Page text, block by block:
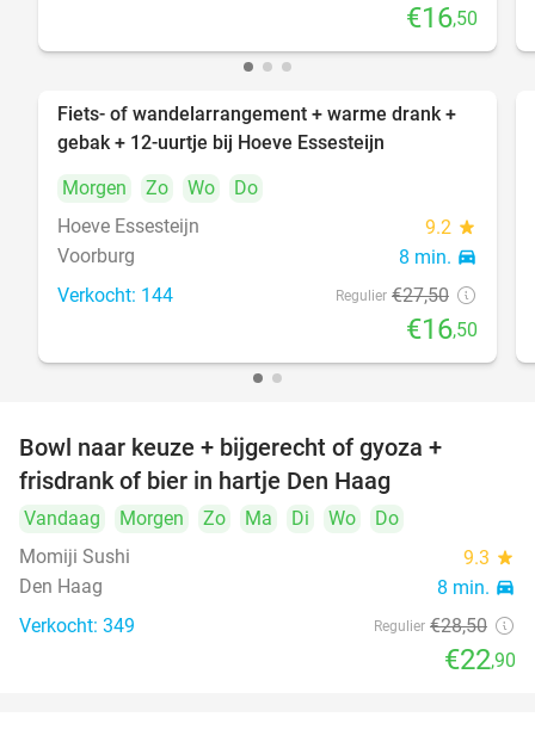
€16,50
40%
Fiets- of wandelarrangement + warme drank +
gebak + 12-uurtje bij Hoeve Essesteijn
Morgen
Zo Wo
Do
Hoeve Essesteijn
9.2 star
Voorburg 8 min. directions_car
Verkocht: 144 Regulier €27,50
€16,50
Bowl naar keuze + bijgerecht of gyoza +
frisdrank of bier in hartje Den Haag
Vandaag Morgen Zo Ma Di Wo
Do
Momiji Sushi
9.3 star
Den Haag 8 min. directions_car
Verkocht: 349 Regulier €28,50
€22,90